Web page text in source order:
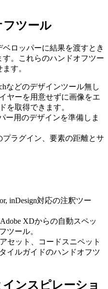
ツール
ロッパーに結果を渡すとき
。これらのハンドオフツー
す。
などのデザインツール無し
ヤーを用意せずに画像をエ
を取得できます。
ー用のデザインを準備しま
プラグイン、要素の距離とサ
inDesign対応の注釈ツー
Adobe XDからの自動スペッ
ツール。
セット、コードスニペット
イルガイドのハンドオフツ
ンスピレーショ